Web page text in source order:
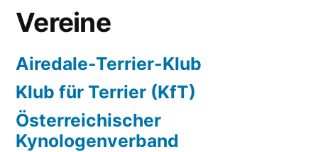
Vereine
Airedale-Terrier-Klub
Klub für Terrier (KfT)
Österreichischer
Kynologenverband